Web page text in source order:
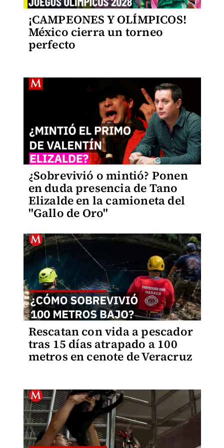
¡CAMPEONES Y OLÍMPICOS!
México cierra un torneo
perfecto
¿Sobrevivió o mintió? Ponen
en duda presencia de Tano
Elizalde en la camioneta del
"Gallo de Oro"
Rescatan con vida a pescador
tras 15 días atrapado a 100
metros en cenote de Veracruz